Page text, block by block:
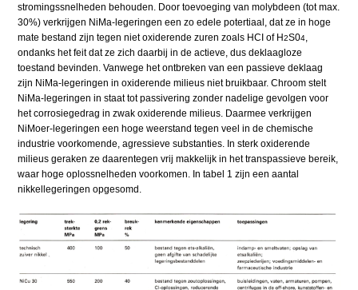
stromingssnelheden behouden. Door toevoeging van molybdeen (tot max.
30%) verkrijgen NiMa-legeringen een zo edele potertiaal, dat ze in hoge
mate bestand zijn tegen niet oxiderende zuren zoals HCI of H2S04
ondanks het feit dat ze zich daarbij in de actieve, dus deklaagloze
toestand bevinden. Vanwege het ontbreken van een passieve deklaag
zijn NiMa-legeringen in oxiderende milieus niet bruikbaar. Chroom stelt
NiMa-legeringen in staat tot passivering zonder nadelige gevolgen voor
het corrosiegedrag in zwak oxiderende milieus. Daarmee verkrijgen
NiMoer-legeringen een hoge weerstand tegen veel in de chemische
industrie voorkomende, agressieve substanties. In sterk oxiderende
milieus geraken ze daarentegen vrij makkelijk in het transpassieve bereik,
waar hoge oplossnelheden voorkomen. In tabel 1 zijn een aantal
nikkellegeringen opgesomd.